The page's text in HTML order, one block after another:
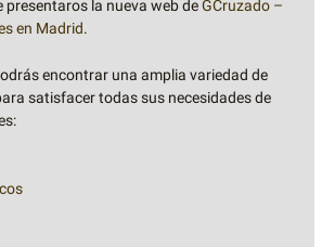
presentaros la nueva web deGCruzado –
en Madrid.
encontrar una amplia variedad de
satisfacer todas sus necesidades de